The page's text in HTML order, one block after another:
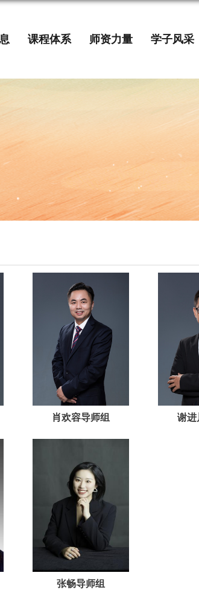
课程体系 师资力量 学子风采
肖欢容导师组 谢进
张畅导师组